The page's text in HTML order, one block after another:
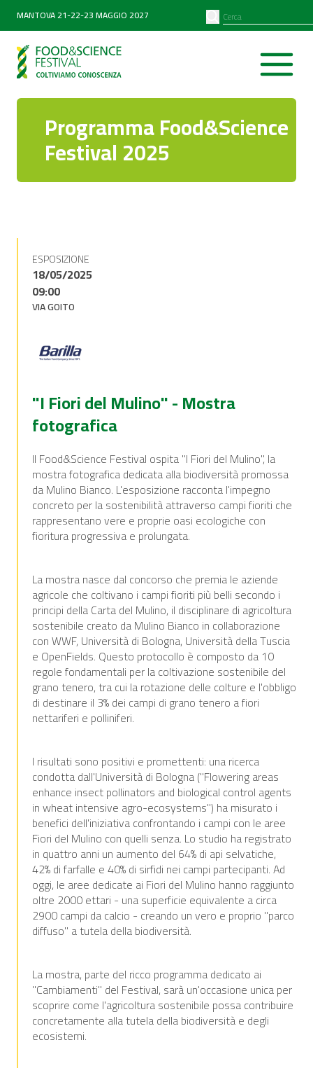
MANTOVA 21-22-23 MAGGIO 2027
Programma Food&Science
Festival 2025
ESPOSIZIONE
18/05/2025
09:00
VIA GOITO
"I Fiori del Mulino" - Mostra
fotografica
Il Food&Science Festival ospita "I Fiori del Mulino", la
mostra fotografica dedicata alla biodiversità promossa
da Mulino Bianco. L'esposizione racconta l'impegno
concreto per la sostenibilità attraverso campi fioriti che
rappresentano vere e proprie oasi ecologiche con
fioritura progressiva e prolungata.
La mostra nasce dal concorso che premia le aziende
agricole che coltivano i campi fioriti più belli secondo i
principi della Carta del Mulino, il disciplinare di agricoltura
sostenibile creato da Mulino Bianco in collaborazione
con WWF, Università di Bologna, Università della Tuscia
e OpenFields. Questo protocollo è composto da 10
regole fondamentali per la coltivazione sostenibile del
grano tenero, tra cui la rotazione delle colture e l'obbligo
di destinare il 3% dei campi di grano tenero a fiori
nettariferi e polliniferi.
I risultati sono positivi e promettenti: una ricerca
condotta dall'Università di Bologna ("Flowering areas
enhance insect pollinators and biological control agents
in wheat intensive agro-ecosystems") ha misurato i
benefici dell'iniziativa confrontando i campi con le aree
Fiori del Mulino con quelli senza. Lo studio ha registrato
in quattro anni un aumento del 64% di api selvatiche,
42% di farfalle e 40% di sirfidi nei campi partecipanti. Ad
oggi, le aree dedicate ai Fiori del Mulino hanno raggiunto
oltre 2000 ettari - una superficie equivalente a circa
2900 campi da calcio - creando un vero e proprio "parco
diffuso" a tutela della biodiversità.
La mostra, parte del ricco programma dedicato ai
"Cambiamenti" del Festival, sarà un'occasione unica per
scoprire come l'agricoltura sostenibile possa contribuire
concretamente alla tutela della biodiversità e degli
ecosistemi.
PARTNER
Diventa partner
SEARCH